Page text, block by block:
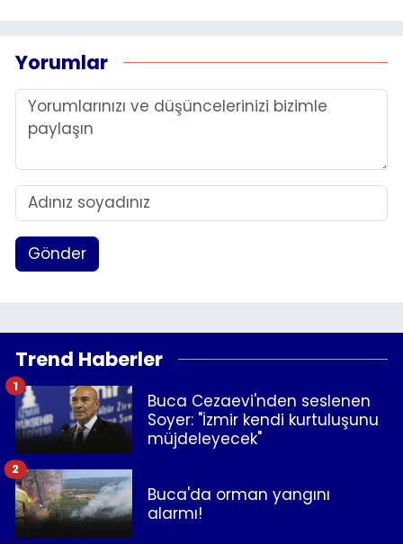
Yorumlar
Gönder
Trend Haberler
Buca Cezaevi'nden seslenen
Soyer: "İzmir kendi kurtuluşunu
müjdeleyecek"
1
Buca'da orman yangını
alarmı!
2